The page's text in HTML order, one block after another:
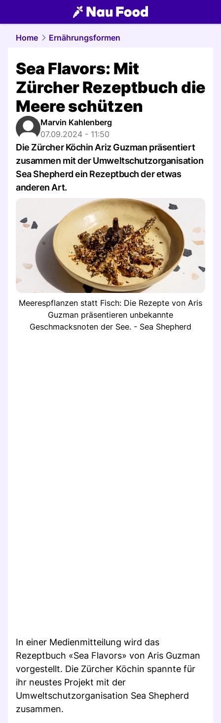
food.NAU.ch
Home Ernährungsformen
Sea Flavors: Mit
Zürcher Rezeptbuch die
Meere schützen
Marvin Kahlenberg
07.09.2024 - 11:50
Die Zürcher Köchin Ariz Guzman präsentiert
zusammen mit der Umweltschutzorganisation
Sea Shepherd ein Rezeptbuch der etwas
anderen Art.
Meerespflanzen statt Fisch: Die Rezepte von Aris
Guzman präsentieren unbekannte
Geschmacksnoten der See. - Sea Shepherd
In einer Medienmitteilung wird das
Rezeptbuch «Sea Flavors» von Aris Guzman
vorgestellt. Die Zürcher Köchin spannte für
ihr neustes Projekt mit der
Umweltschutzorganisation Sea Shepherd
zusammen.